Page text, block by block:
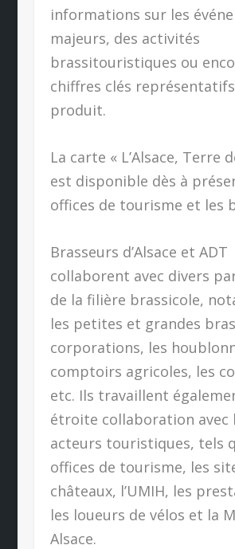
informations sur les
majeurs, des activités
brassitouristiques ou
chiffres clés
produit.
La carte « L’Alsace, Terre
est disponible dès à
offices de tourisme et les
Brasseurs d’Alsace et ADT
collaborent avec divers
de la filière brassicole,
les petites et grandes
corporations, les
comptoirs agricoles, les
etc. Ils travaillent
étroite collaboration avec
acteurs touristiques, tels
offices de tourisme, les
châteaux, l’UMIH, les
les loueurs de vélos et la
Alsace.